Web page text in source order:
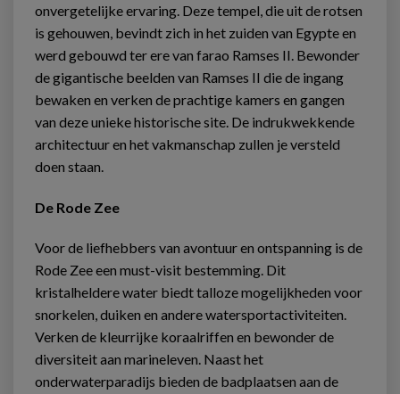
onvergetelijke ervaring. Deze tempel, die uit de rotsen
is gehouwen, bevindt zich in het zuiden van Egypte en
werd gebouwd ter ere van farao Ramses II. Bewonder
de gigantische beelden van Ramses II die de ingang
bewaken en verken de prachtige kamers en gangen
van deze unieke historische site. De indrukwekkende
architectuur en het vakmanschap zullen je versteld
doen staan.
De Rode Zee
Voor de liefhebbers van avontuur en ontspanning is de
Rode Zee een must-visit bestemming. Dit
kristalheldere water biedt talloze mogelijkheden voor
snorkelen, duiken en andere watersportactiviteiten.
Verken de kleurrijke koraalriffen en bewonder de
diversiteit aan marineleven. Naast het
onderwaterparadijs bieden de badplaatsen aan de